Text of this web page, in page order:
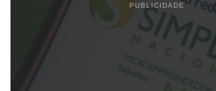
PUBLICIDADE